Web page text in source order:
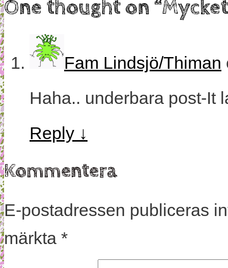
One thought on “
Fam Lindsjö/Thiman
Haha.. underbara post-It
Reply ↓
Kommentera
E-postadressen publiceras
märkta *